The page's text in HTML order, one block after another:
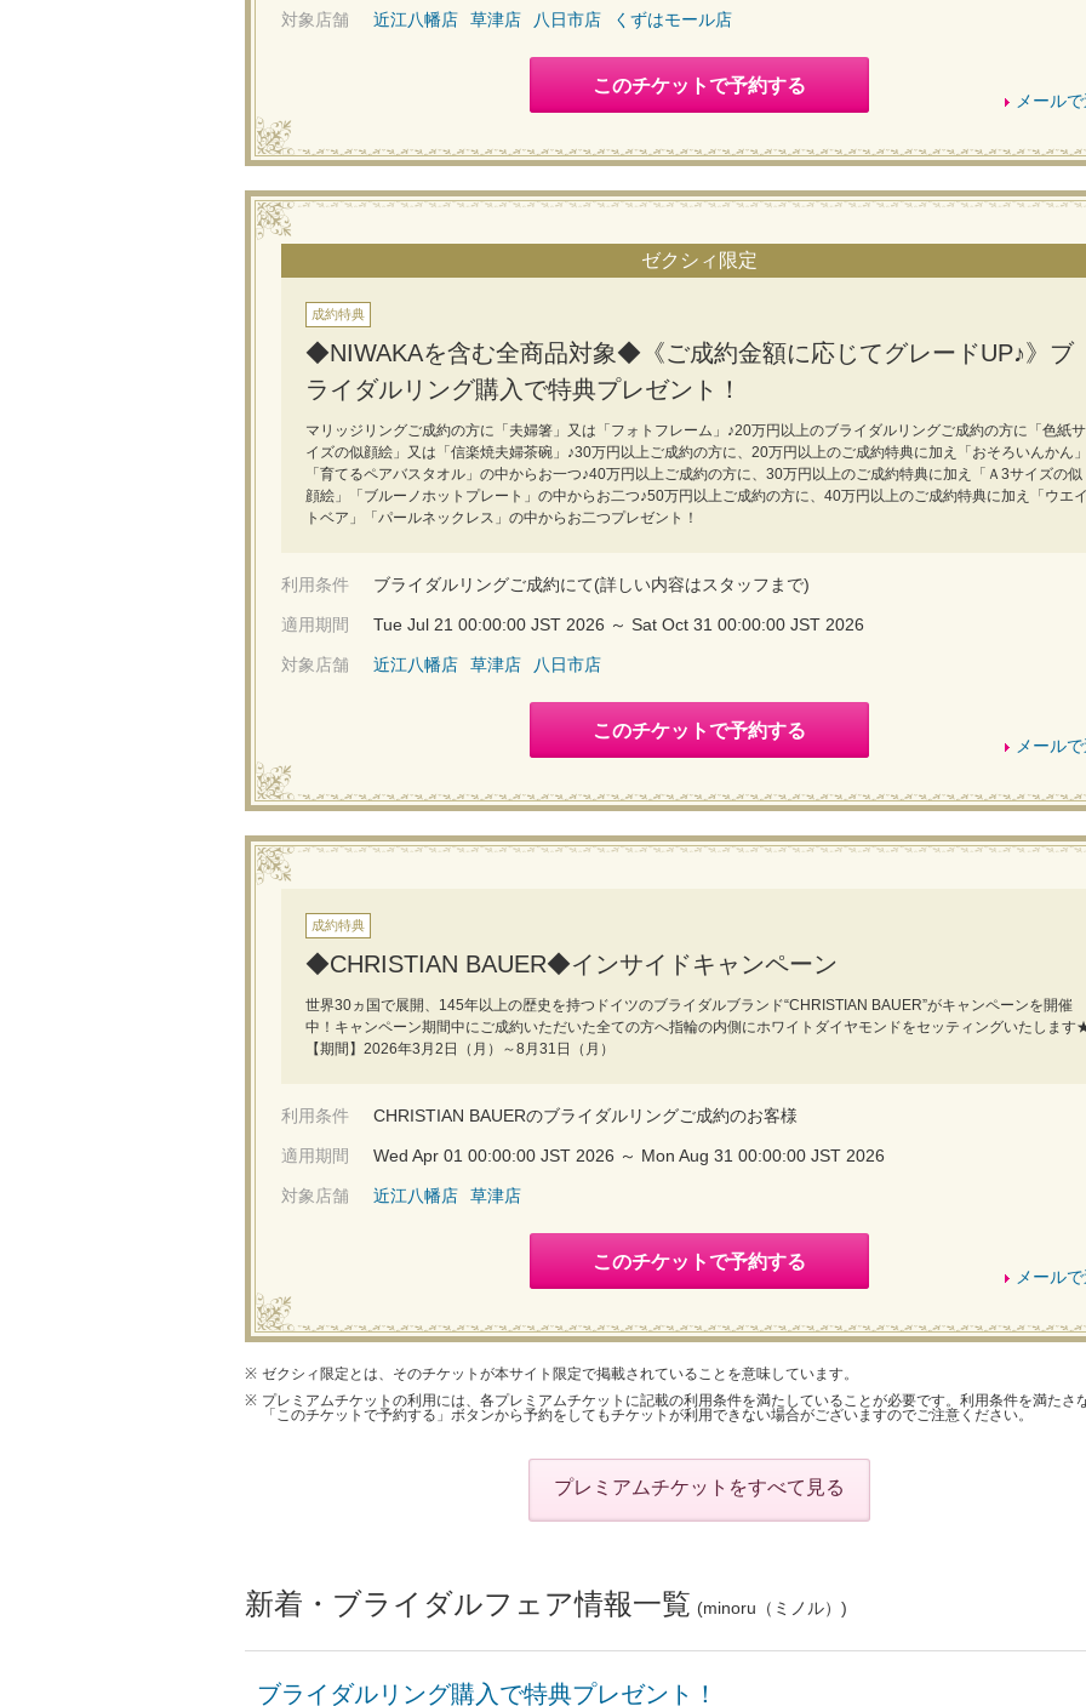
対象店舗 近江八幡店 草津店 八日市店 くずはモール店
このチケットで予約する
メール
ゼクシィ限定
成約特典
◆NIWAKAを含む全商品対象◆《ご成約金額に応じてグレードUP♪》ブ
ライダルリング購入で特典プレゼント！
マリッジリングご成約の方に「夫婦箸」又は「フォトフレーム」♪20万円以上のブライダルリングご成約の方に「色紙サ
イズの似顔絵」又は「信楽焼夫婦茶碗」♪30万円以上ご成約の方に、20万円以上のご成約特典に加え「おそろいんかん
「育てるペアバスタオル」の中からお一つ♪40万円以上ご成約の方に、30万円以上のご成約特典に加え「Ａ3サイズの似
顔絵」「ブルーノホットプレート」の中からお二つ♪50万円以上ご成約の方に、40万円以上のご成約特典に加え「ウエ
トベア」「パールネックレス」の中からお二つプレゼント！
利用条件 ブライダルリングご成約にて(詳しい内容はスタッフまで)
適用期間 Tue Jul 21 00:00:00 JST 2026 ～ Sat Oct 31 00:00:00 JST 2026
対象店舗 近江八幡店 草津店 八日市店
このチケットで予約する
メール
成約特典
◆CHRISTIAN BAUER◆インサイドキャンペーン
世界30ヵ国で展開、145年以上の歴史を持つドイツのブライダルブランド“CHRISTIAN BAUER”がキャンペーンを開催
中！キャンペーン期間中にご成約いただいた全ての方へ指輪の内側にホワイトダイヤモンドをセッティングいたします
【期間】2026年3月2日（月）～8月31日（月）
利用条件 CHRISTIAN BAUERのブライダルリングご成約のお客様
適用期間 Wed Apr 01 00:00:00 JST 2026 ～ Mon Aug 31 00:00:00 JST 2026
対象店舗 近江八幡店 草津店
このチケットで予約する
メール
ゼクシィ限定とは、そのチケットが本サイト限定で掲載されていることを意味しています。
プレミアムチケットの利用には、各プレミアムチケットに記載の利用条件を満たしていることが必要です。利用条件を満たさ
「このチケットで予約する」ボタンから予約をしてもチケットが利用できない場合がございますのでご注意ください。
プレミアムチケットをすべて見る
新着・ブライダルフェア情報一覧 (minoru（ミノル）)
ブライダルリング購入で特典プレゼント！